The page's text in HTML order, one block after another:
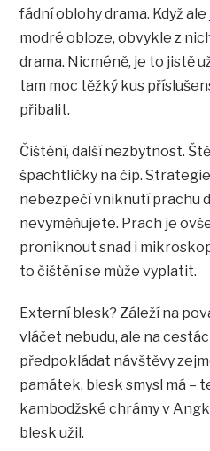
fádní oblohy drama. Když
modré obloze, obvykle z
drama. Nicméně, je to jistě
tam moc těžký kus
přibalit.
Čištění, další nezbytnost.
špachtličky na čip.
nebezpečí vniknutí prachu
nevyměňujete. Prach je
proniknout snad i
to čištění se může vyplatit.
Externí blesk? Záleží na
vláčet nebudu, ale na
předpokládat návštěvy
památek, blesk smysl má –
kambodžské chrámy v
blesk užil.